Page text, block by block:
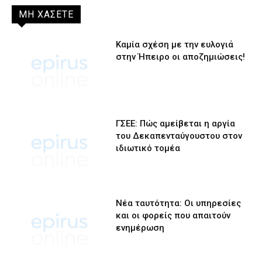
ΜΗ ΧΑΣΕΤΕ
Καμία σχέση με την ευλογιά
στην Ήπειρο οι αποζημιώσεις!
ΓΣΕΕ: Πώς αμείβεται η αργία
του Δεκαπενταύγουστου στον
ιδιωτικό τομέα
Νέα ταυτότητα: Οι υπηρεσίες
και οι φορείς που απαιτούν
ενημέρωση